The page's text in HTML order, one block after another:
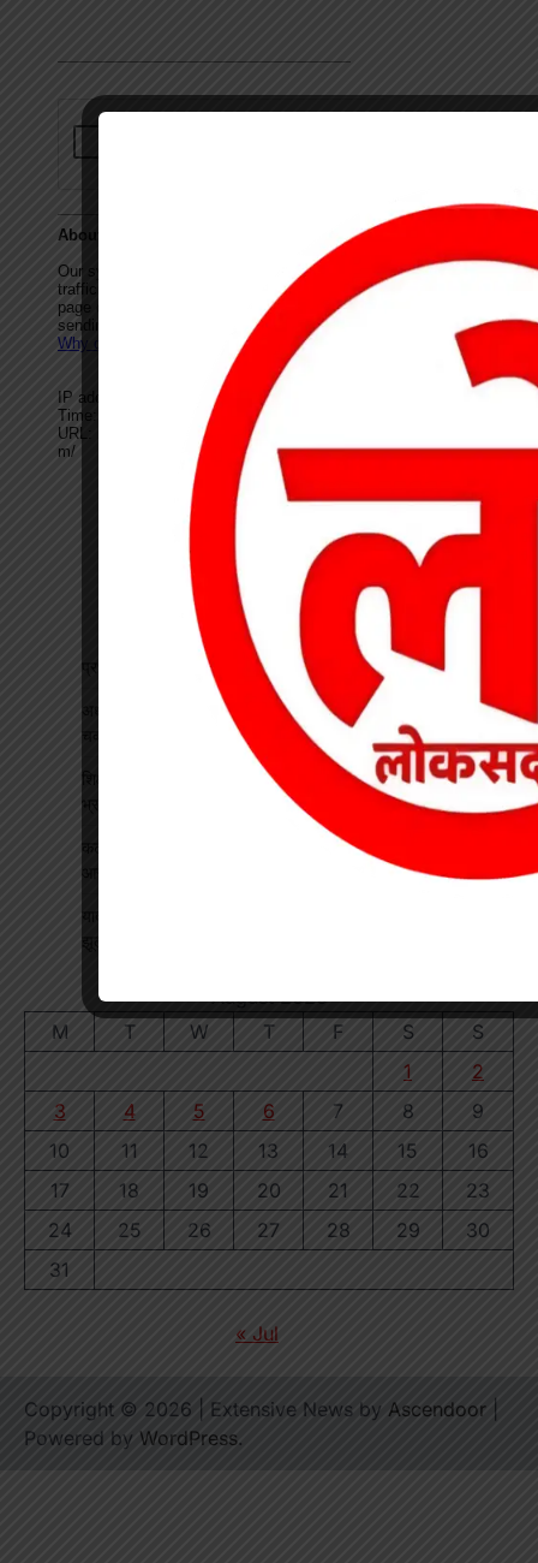
प्रधान पाठक पर हमला, स्कूल का चपरासी गिरफ्तार
अधीक्षिका को हटाने की मांग पर छात्राओं का फूटा गुस्सा, NH-130 पर
चक्काजाम से घंटों थमा यातायात
शिक्षक बने कलेक्टर: कक्षा में पढ़ाया भौतिकी, 100% रिजल्ट पर इसरो
कटघोरा थाना के आरक्षक प्रदीप राठौर एवं रामधन पटेल रिश्वतखोरी के
August 2026
M
T W T F S
S
1
2
3
4 5 6 7 8
9
10
11 12 13 14 15
16
17
18 19 20 21 22
23
24
25 26 27 28 29
30
31
« Jul
Copyright © 2026 | Extensive News by Ascendoor
Powered by WordPress.